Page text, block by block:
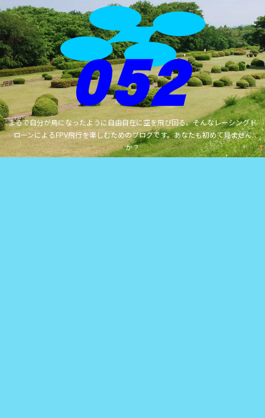
まるで自分が鳥になったように自由自在に空を飛び回る。そんなレーシングド
ローンによるFPV飛行を楽しむためのブログです。あなたも初めて見ません
か？